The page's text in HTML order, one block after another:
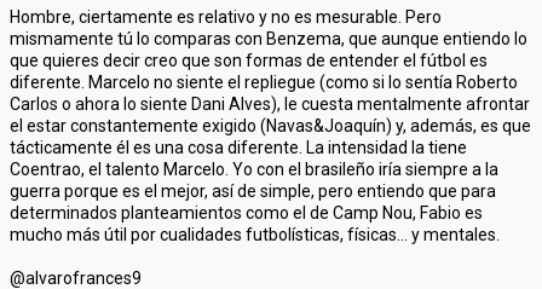
Hombre, ciertamente es relativo y no es mesurable. Pero
mismamente tú lo comparas con Benzema, que aunque entiendo lo
que quieres decir creo que son formas de entender el fútbol es
diferente. Marcelo no siente el repliegue (como si lo sentía Roberto
Carlos o ahora lo siente Dani Alves), le cuesta mentalmente afrontar
el estar constantemente exigido (Navas&Joaquín) y, además, es que
tácticamente él es una cosa diferente. La intensidad la tiene
Coentrao, el talento Marcelo. Yo con el brasileño iría siempre a la
guerra porque es el mejor, así de simple, pero entiendo que para
determinados planteamientos como el de Camp Nou, Fabio es
mucho más útil por cualidades futbolísticas, físicas... y mentales.
@alvarofrances9